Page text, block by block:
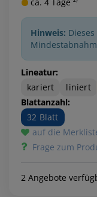
Hinweis:
Lineatur:
kariert
liniert
Blattanzahl:
32 Blatt
auf die
Frage zum
2 Angebote